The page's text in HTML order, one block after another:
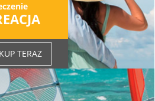
KUP TERAZ